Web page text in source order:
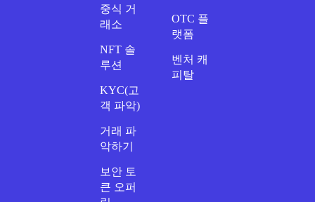
중식 거
래소
NFT 솔
루션
KYC(고
객 파악)
거래 파
악하기
보안 토
큰 오퍼
OTC 플
랫폼
벤처 캐
피탈